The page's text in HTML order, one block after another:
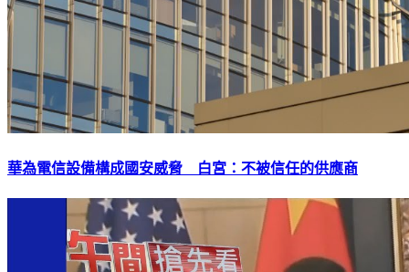
華為電信設備構成國安威脅 白宮：不被信任的供應商